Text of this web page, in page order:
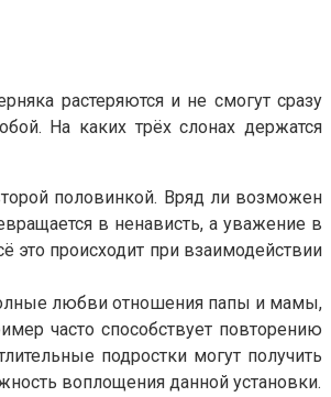
растеряются и не смогут сразу
На каких трёх слонах держатся
половинкой. Вряд ли возможен
в ненависть, а уважение в
это происходит при взаимодействии
любви отношения папы и мамы,
часто способствует повторению
подростки могут получить
воплощения данной установки.